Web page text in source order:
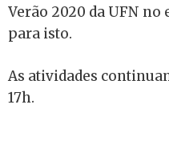
Verão 2020 da UFN
para isto.
As atividades
17h.